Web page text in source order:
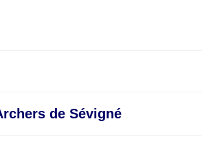
de Sévigné